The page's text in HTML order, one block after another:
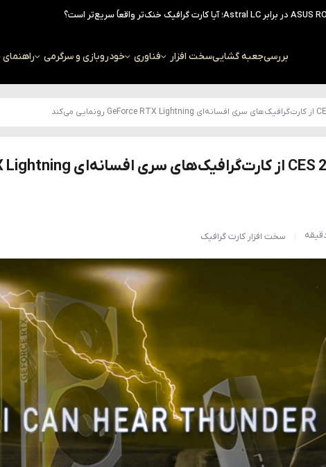
بررسیجعبه گشاییسخت افزار فناوری خودروبازی و سرگرمی راهنمای
سخت افزار کارت گرافیک